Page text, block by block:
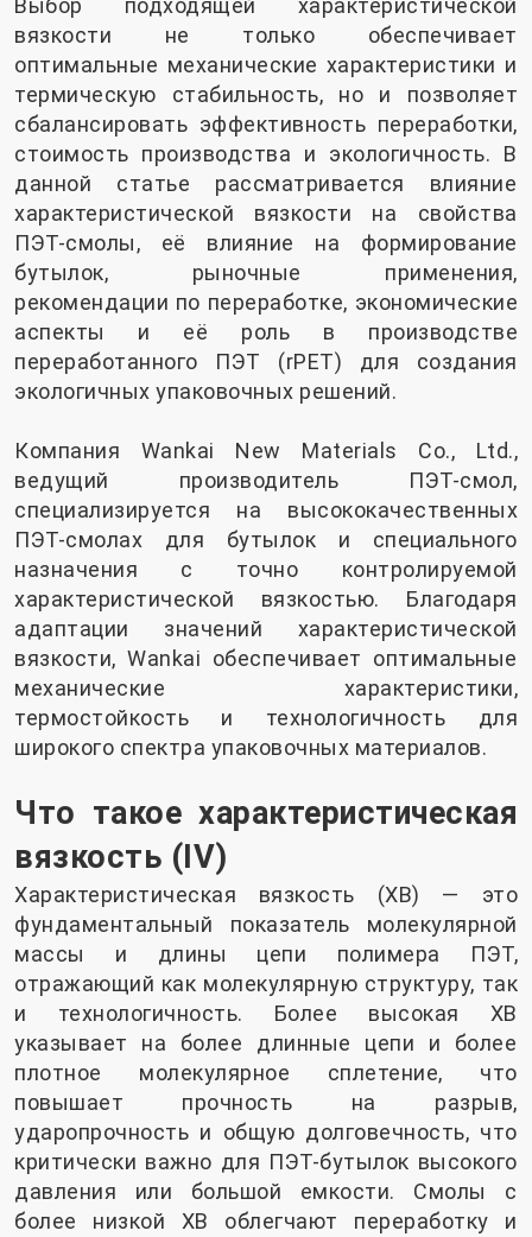
Выбор подходящей характеристической
вязкости не только обеспечивает
оптимальные механические характеристики и
термическую стабильность, но и позволяет
сбалансировать эффективность переработки,
стоимость производства и экологичность. В
данной статье рассматривается влияние
характеристической вязкости на свойства
ПЭТ-смолы, её влияние на формирование
бутылок, рыночные применения,
рекомендации по переработке, экономические
аспекты и её роль в производстве
переработанного ПЭТ (rPET) для создания
экологичных упаковочных решений.
Компания Wankai New Materials Co., Ltd.,
ведущий производитель ПЭТ-смол,
специализируется на высококачественных
ПЭТ-смолах для бутылок и специального
назначения с точно контролируемой
характеристической вязкостью. Благодаря
адаптации значений характеристической
вязкости, Wankai обеспечивает оптимальные
механические характеристики,
термостойкость и технологичность для
широкого спектра упаковочных материалов.
Что такое характеристическая
вязкость (IV)
Характеристическая вязкость (ХВ) — это
фундаментальный показатель молекулярной
массы и длины цепи полимера ПЭТ,
отражающий как молекулярную структуру, так
и технологичность. Более высокая ХВ
указывает на более длинные цепи и более
плотное молекулярное сплетение, что
повышает прочность на разрыв,
ударопрочность и общую долговечность, что
критически важно для ПЭТ-бутылок высокого
давления или большой емкости. Смолы с
более низкой ХВ облегчают переработку и